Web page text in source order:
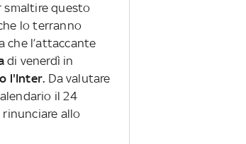
smaltire questo
lo terranno
che l’attaccante
di venerdì in
l'Inter. Da valutare
il 24
allo